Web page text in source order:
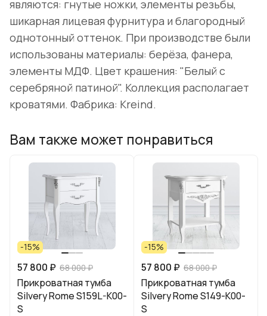
являются: гнутые ножки, элементы резьбы,
шикарная лицевая фурнитура и благородный
однотонный оттенок. При производстве были
использованы материалы: берёза, фанера,
элементы МДФ. Цвет крашения: "Белый с
серебряной патиной". Коллекция располагает
кроватями. Фабрика: Kreind.
Вам также может понравиться
-15%
57 800 ₽ 68 000 ₽
Прикроватная тумба
Silvery Rome S159L-K00-
S
-15%
57 800 ₽ 68 000 ₽
Прикроватная тумба
Silvery Rome S149-K00-
S